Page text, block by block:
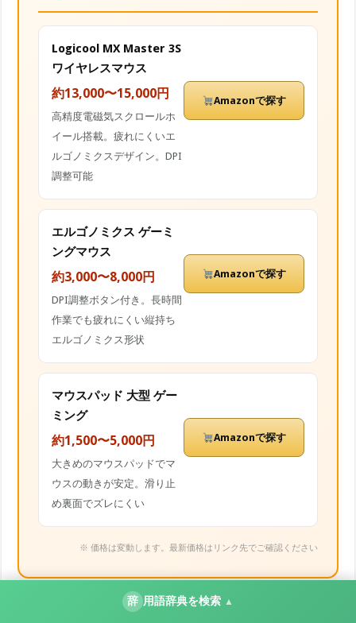
Logicool MX Master 3S
ワイヤレスマウス
約13,000〜15,000円
高精度電磁気スクロールホ
イール搭載。疲れにくいエ
ルゴノミクスデザイン。DPI
調整可能
Amazonで探す
エルゴノミクス ゲーミ
ングマウス
約3,000〜8,000円
DPI調整ボタン付き。長時間
作業でも疲れにくい縦持ち
エルゴノミクス形状
Amazonで探す
マウスパッド 大型 ゲー
ミング
約1,500〜5,000円
大きめのマウスパッドでマ
ウスの動きが安定。滑り止
め裏面でズレにくい
Amazonで探す
※ 価格は変動します。最新価格はリンク先でご確認ください
辞 用語辞典を検索 ▲